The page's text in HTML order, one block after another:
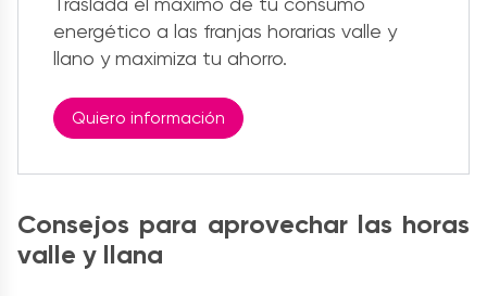
energético a las franjas horarias valle y
llano y maximiza tu ahorro.
Quiero información
Consejos para aprovechar las horas
valle y llana